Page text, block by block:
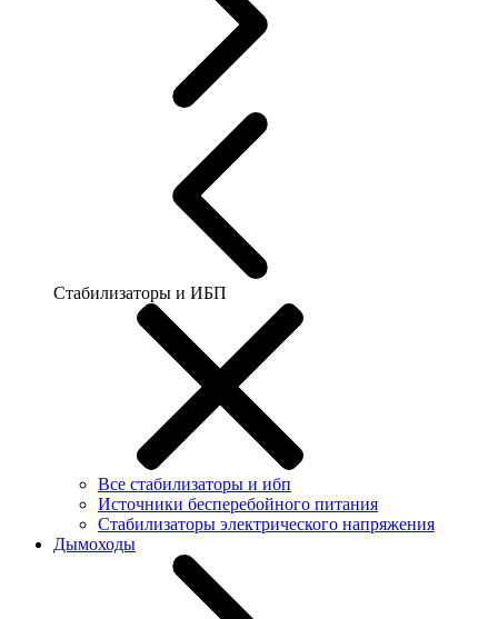
Стабилизаторы и ИБП
Все стабилизаторы и ибп
Источники бесперебойного питания
Стабилизаторы электрического напряжения
Дымоходы